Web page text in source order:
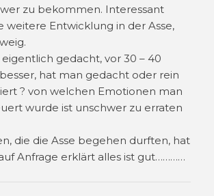
zu bekommen. Interessant
weitere Entwicklung in der Asse,
gedacht, vor 30 – 40
hat man gedacht oder rein
? von welchen Emotionen man
wurde ist unschwer zu erraten
die die Asse begehen durften, hat
Anfrage erklärt alles ist gut…………